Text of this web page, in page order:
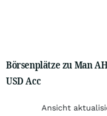
Börsenplätze zu Man
USD Acc
Ansicht